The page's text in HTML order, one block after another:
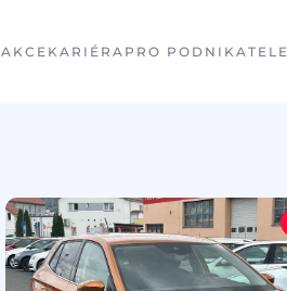
AKCE KARIÉRA PRO PODNIKATELE